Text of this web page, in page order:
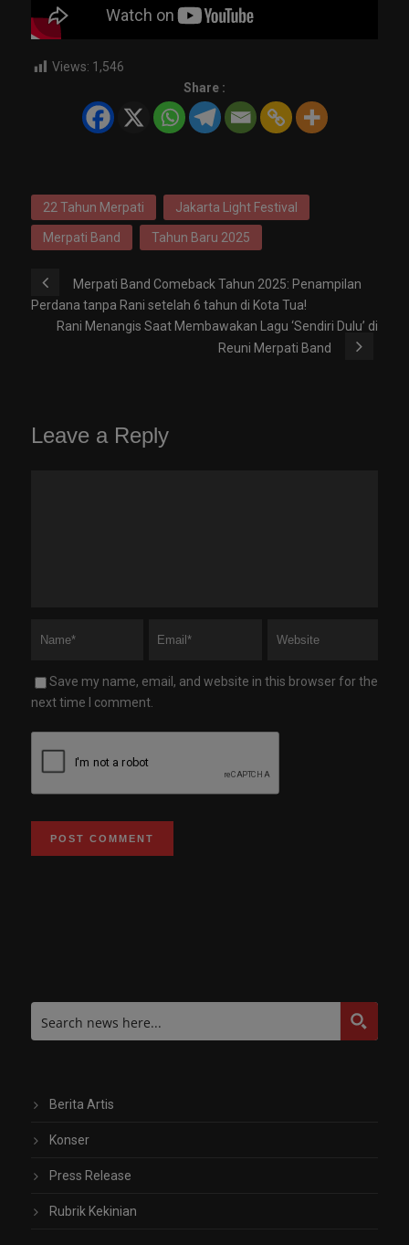
Views: 1,546
Share :
22 Tahun Merpati Jakarta Light Festival
Merpati Band Tahun Baru 2025
Merpati Band Comeback Tahun 2025: Penampilan
Perdana tanpa Rani setelah 6 tahun di Kota Tua!
Rani Menangis Saat Membawakan Lagu ‘Sendiri Dulu’ di
Reuni Merpati Band
Leave a Reply
Save my name, email, and website in this browser for the
next time I comment.
Berita Artis
Konser
Press Release
Rubrik Kekinian